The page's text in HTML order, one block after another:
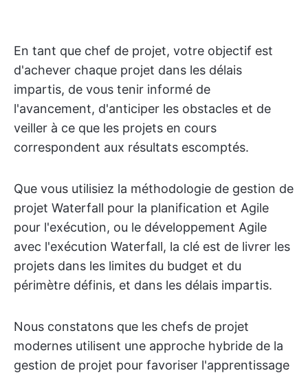
En tant que chef de projet, votre objectif est
d'achever chaque projet dans les délais
impartis, de vous tenir informé de
l'avancement, d'anticiper les obstacles et de
veiller à ce que les projets en cours
correspondent aux résultats escomptés.
Que vous utilisiez la méthodologie de gestion de
projet Waterfall pour la planification et Agile
pour l'exécution, ou le développement Agile
avec l'exécution Waterfall, la clé est de livrer les
projets dans les limites du budget et du
périmètre définis, et dans les délais impartis.
Nous constatons que les chefs de projet
modernes utilisent une approche hybride de la
gestion de projet pour favoriser l'apprentissage